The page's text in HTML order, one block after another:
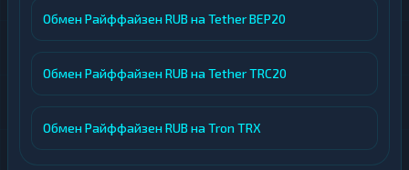
Обмен Райффайзен RUB на Tether BEP20
Обмен Райффайзен RUB на Tether TRC20
Обмен Райффайзен RUB на Tron TRX